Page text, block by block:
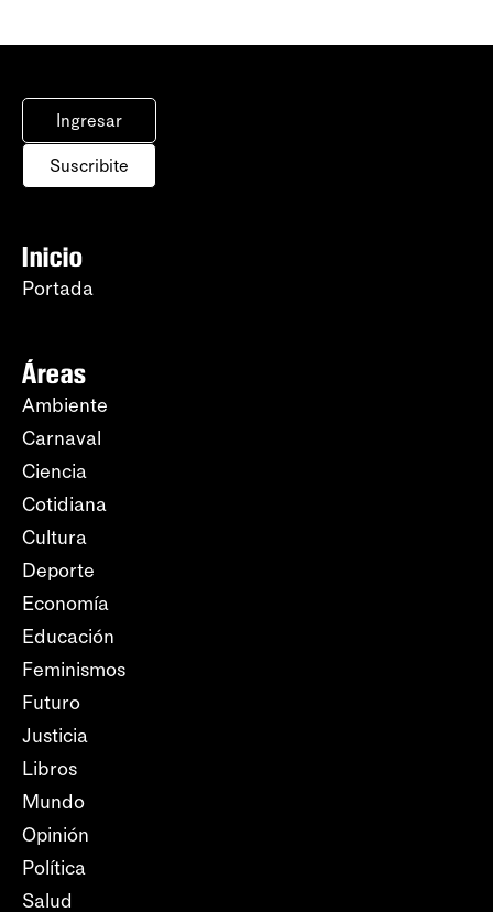
Ingresar
Suscribite
Inicio
Portada
Áreas
Ambiente
Carnaval
Ciencia
Cotidiana
Cultura
Deporte
Economía
Educación
Feminismos
Futuro
Justicia
Libros
Mundo
Opinión
Política
Salud